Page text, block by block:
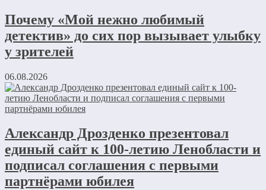
Почему «Мой нежно любимый
детектив» до сих пор вызывает улыбку
у зрителей
06.08.2026
Александр Дрозденко презентовал
единый сайт к 100-летию Ленобласти и
подписал соглашения с первыми
партнёрами юбилея